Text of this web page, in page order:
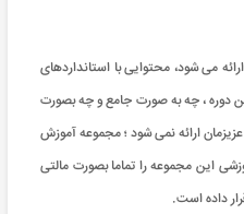
ارائه می شود، محتوایی با استانداردهای
دوره ، چه به صورت جامع و چه بصورت
ارائه نمی شود ؛ مجموعه آموزش
این مجموعه را تماما بصورت مالتی
داده است.